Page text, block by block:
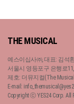
THE MUSICAL
예스이십사㈜, 대표: 김석
서울시 영등포구 은행로
제호: 더뮤지컬(The
E-mail:
Copyright ⓒ YES24 Corp. All